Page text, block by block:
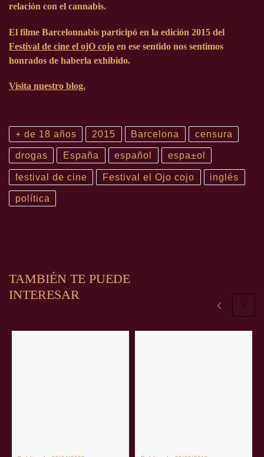
relación con el cannabis.
El filme Barcelonnabis participó en la edición 2015 del
Festival de cine el ojO cojo en ese sentido nos sentimos
honrados de haberla exhibido.
Visita nuestro blog.
+ de 18 años 2015 Barcelona censura
drogas España español espa±ol
festival de cine Festival el Ojo cojo inglés
política
TAMBIÉN TE PUEDE
INTERESAR